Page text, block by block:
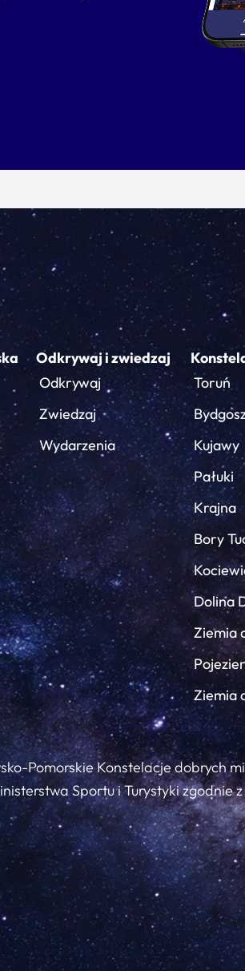
Odkrywaj i zwiedzaj
Odkrywaj
Zwiedzaj
Wydarzenia
Toruń
Kujawy
Pałuki
Krajna
Bory
Dolina
Ziemia
Ziemia
Pomorskie Konstelacje dobrych
Sportu i Turystyki